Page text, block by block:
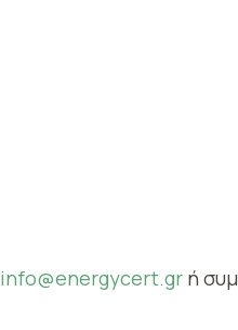
info@energycert.gr ή